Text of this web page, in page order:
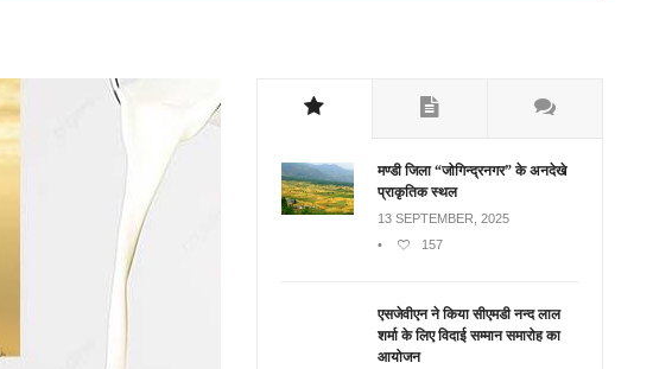
मण्डी जिला “जोगिन्द्रनगर” के अनदेखे
प्राकृतिक स्थल
13 SEPTEMBER, 2025
•
157
एसजेवीएन ने किया सीएमडी नन्‍द लाल
शर्मा के लिए विदाई सम्मान समारोह का
आयोजन